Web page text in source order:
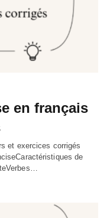
en français
et exercices corrigés
de